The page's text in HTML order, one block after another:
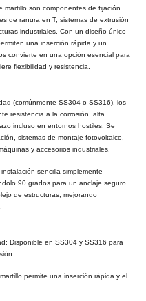
martillo son componentes de fijación
de ranura en T, sistemas de extrusión
industriales. Con un diseño único
una inserción rápida y un
convierte en una opción esencial para
flexibilidad y resistencia.
(comúnmente SS304 o SS316), los
resistencia a la corrosión, alta
incluso en entornos hostiles. Se
sistemas de montaje fotovoltaico,
y accesorios industriales.
sencilla simplemente
90 grados para un anclaje seguro.
de estructuras, mejorando
Disponible en SS304 y SS316 para
permite una inserción rápida y el